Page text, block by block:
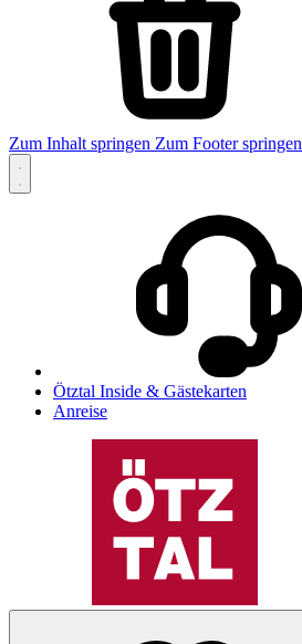
Zum Inhalt springen Zum Footer springen
Ötztal Inside & Gästekarten
Anreise